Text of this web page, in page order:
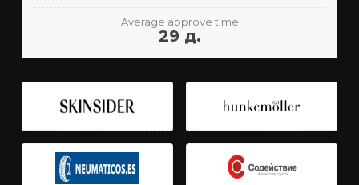
Average approve time
29 д.